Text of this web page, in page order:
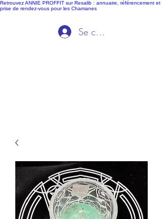
Retrouvez ANNIE PROFFIT sur Resalib : annuaire, référencement et
prise de rendez-vous pour les Chamanes
Ida Voyance Se connecter